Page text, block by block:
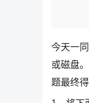
今天一
或磁盘
题最终